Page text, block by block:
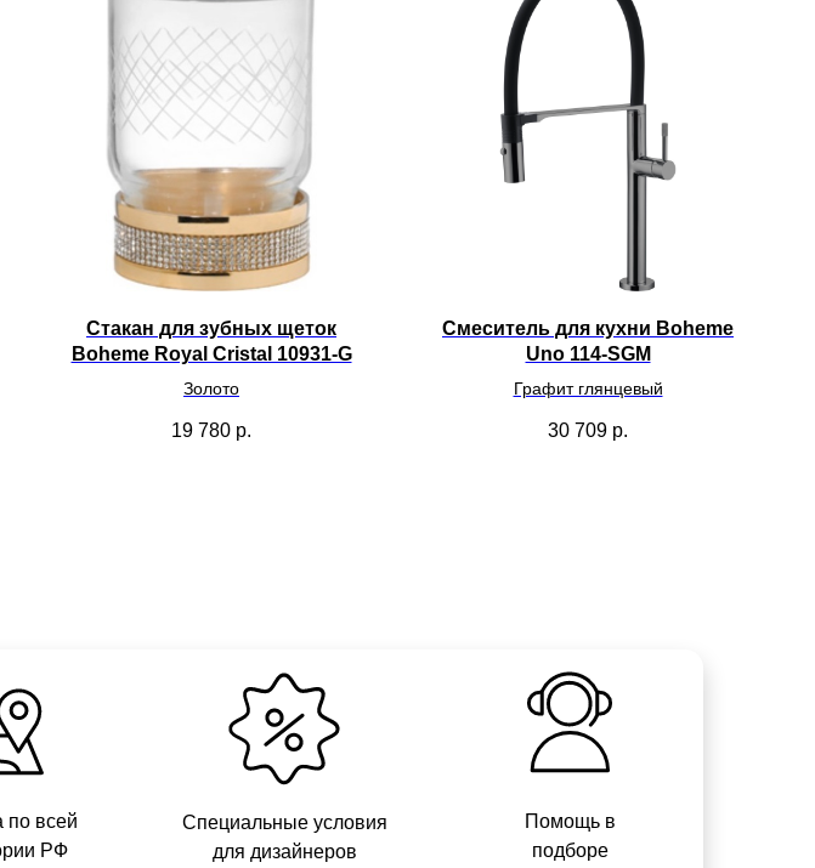
Стакан для зубных щеток
Boheme Royal Cristal 10931-G
Золото
19 780 р.
Смеситель для кухни Boheme
Uno 114-SGM
Графит глянцевый
30 709 р.
по всей
РФ
Специальные условия
для дизайнеров
Помощь в
подборе